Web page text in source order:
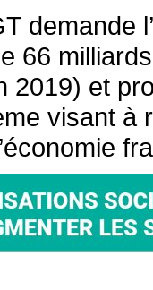
66
2019) et
visant à